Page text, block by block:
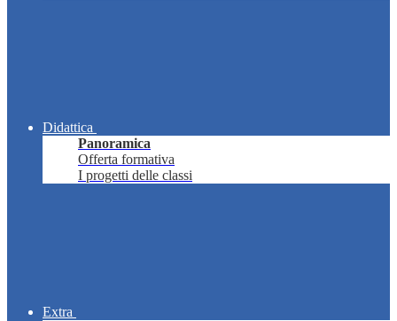
Didattica
Panoramica
Offerta formativa
I progetti delle classi
Extra